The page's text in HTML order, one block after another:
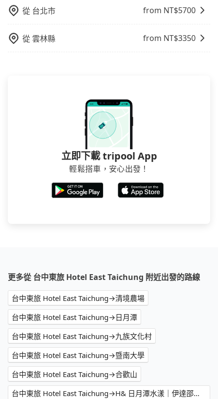
從 台北市 from NT$5700
從雲林縣 from NT$3350
立即下載 tripool App
輕鬆搭車，安心出發！
更多從 台中東旅 Hotel East Taichung 附近出發的路線
台中東旅 Hotel East Taichung→清境農場
台中東旅 Hotel East Taichung→日月潭
台中東旅 Hotel East Taichung→九族文化村
台中東旅 Hotel East Taichung→暨南大學
台中東旅 Hotel East Taichung→合歡山
台中東旅 Hotel East Taichung→H& 日月潭水漾｜伊達邵老街｜湖景